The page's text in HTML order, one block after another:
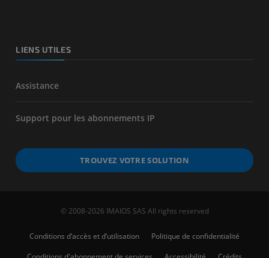
LIENS UTILES
Assistance
Support pour les abonnements IP
TROUVEZ VOTRE SOLUTION
© 2008-2026 IMAIOS SAS All rights reserved
Conditions d’accès et d’utilisation
Politique de confidentialité